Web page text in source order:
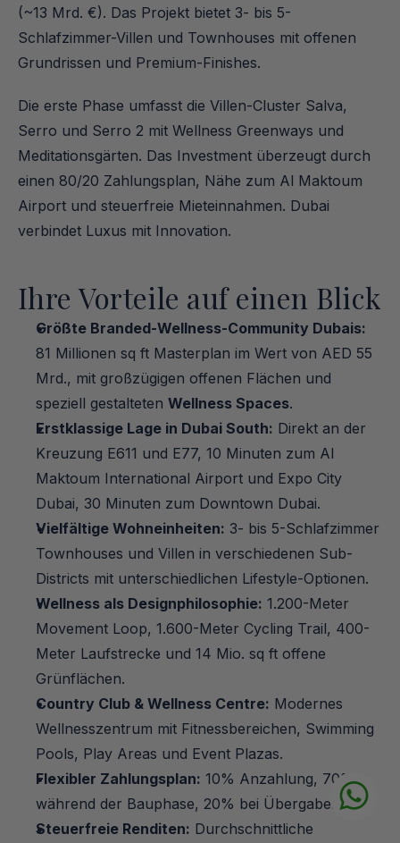
(~13 Mrd. €). Das Projekt bietet 3- bis 5-
Schlafzimmer-Villen und Townhouses mit offenen
Grundrissen und Premium-Finishes.
Die erste Phase umfasst die Villen-Cluster Salva,
Serro und Serro 2 mit Wellness Greenways und
Meditationsgärten. Das Investment überzeugt durch
einen 80/20 Zahlungsplan, Nähe zum Al Maktoum
Airport und steuerfreie Mieteinnahmen. Dubai
verbindet Luxus mit Innovation.
Ihre Vorteile auf einen Blick
Größte Branded-Wellness-Community Dubais:
81 Millionen sq ft Masterplan im Wert von AED 55
Mrd., mit großzügigen offenen Flächen und
speziell gestalteten Wellness Spaces.
Erstklassige Lage in Dubai South: Direkt an der
Kreuzung E611 und E77, 10 Minuten zum Al
Maktoum International Airport und Expo City
Dubai, 30 Minuten zum Downtown Dubai.
Vielfältige Wohneinheiten: 3- bis 5-Schlafzimmer
Townhouses und Villen in verschiedenen Sub-
Districts mit unterschiedlichen Lifestyle-Optionen.
Wellness als Designphilosophie: 1.200-Meter
Movement Loop, 1.600-Meter Cycling Trail, 400-
Meter Laufstrecke und 14 Mio. sq ft offene
Grünflächen.
Country Club & Wellness Centre: Modernes
Wellnesszentrum mit Fitnessbereichen, Swimming
Pools, Play Areas und Event Plazas.
Flexibler Zahlungsplan: 10% Anzahlung, 70%
während der Bauphase, 20% bei Übergabe.
Steuerfreie Renditen: Durchschnittliche